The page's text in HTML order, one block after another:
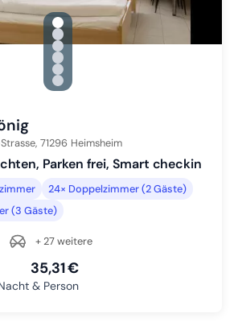
gallery.slide_selector
Zu Slide 1 wechseln
Zu Slide 2 wechseln
Zu Slide 3 wechseln
Zu Slide 4 wechseln
Zu Slide 5 wechseln
Zu Slide 6 wechseln
71296 Heimsheim
Parken frei, Smart checkin
24× Doppelzimmer (2 Gäste)
(3 Gäste)
+ 27 weitere
35,31 €
& Person